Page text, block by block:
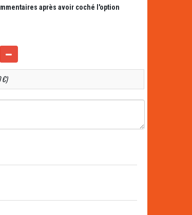
après avoir coché l'option
€)